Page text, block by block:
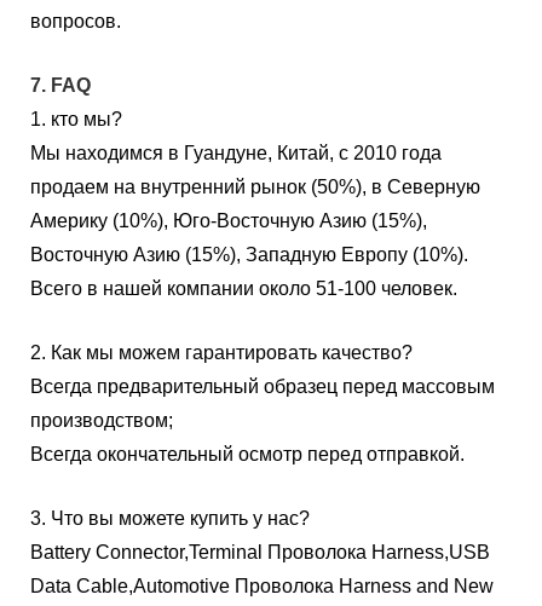
вопросов.
7. FAQ
1. кто мы?
Мы находимся в Гуандуне, Китай, с 2010 года
продаем на внутренний рынок (50%), в Северную
Америку (10%), Юго-Восточную Азию (15%),
Восточную Азию (15%), Западную Европу (10%).
Всего в нашей компании около 51-100 человек.
2. Как мы можем гарантировать качество?
Всегда предварительный образец перед массовым
производством;
Всегда окончательный осмотр перед отправкой.
3. Что вы можете купить у нас?
Battery Connector,Terminal Проволока Harness,USB
Data Cable,Automotive Проволока Harness and New